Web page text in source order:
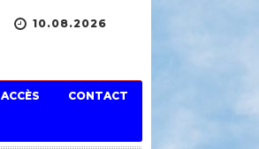
10.08.2026
ACCÈS CONTACT